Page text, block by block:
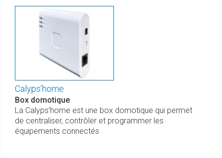
Calyps’home
Box domotique
La Calyps’home est une box domotique qui permet
de centraliser, contrôler et programmer les
équipements connectés